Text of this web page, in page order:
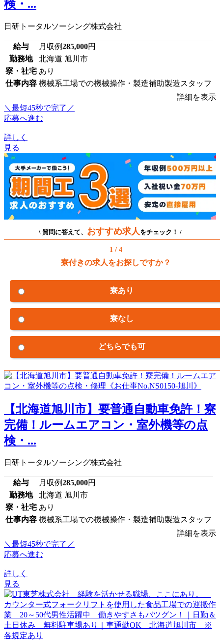
検・...
日研トータルソーシング株式会社
給与 月収例285,000円
勤務地
北海道 旭川市
寮・社宅 あり
仕事内容 機械系工場での機械操作・製造補助製造スタッフ
詳細を表示
＼最短45秒で完了／
応募へ進む
詳しく
見る
\ 質問に答えて、 おすすめ求人 をチェック！ /
1 / 4
寮付きの求人をお探しですか？
寮あり
寮なし
どちらでも可
【北海道旭川市】要普通自動車免許！寮
完備！ルームエアコン・室外機等の点
検・...
日研トータルソーシング株式会社
給与 月収例285,000円
勤務地
北海道 旭川市
寮・社宅 あり
仕事内容 機械系工場での機械操作・製造補助製造スタッフ
詳細を表示
＼最短45秒で完了／
応募へ進む
詳しく
見る